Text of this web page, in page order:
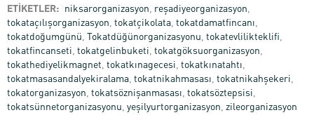
ETİKETLER: niksarorganizasyon reşadiyeorganizasyon
tokataçılışorganizasyon tokatçikolata tokatdamatfincanı
tokatdoğumgünü Tokatdüğünorganizasyonu tokatevlilikteklifi
tokatfincanseti tokatgelinbuketi tokatgöksuorganizasyon
tokathediyelikmagnet tokatkınagecesi tokatkınatahtı
tokatmasasandalyekiralama tokatnikahmasası tokatnikahşekeri
tokatorganizasyon tokatsöznişanmasası tokatsöztepsisi
tokatsünnetorganizasyonu yeşilyurtorganizasyon zileorganizasyon